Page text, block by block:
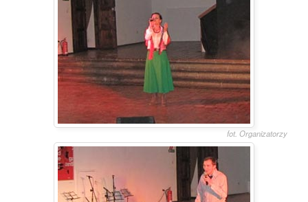
fot. Organizatorzy